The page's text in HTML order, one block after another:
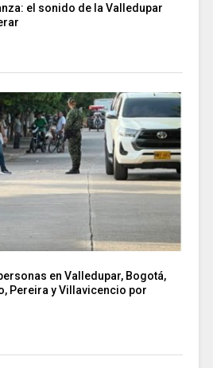
el sonido de la Valledupar
en Valledupar, Bogotá,
Pereira y Villavicencio por